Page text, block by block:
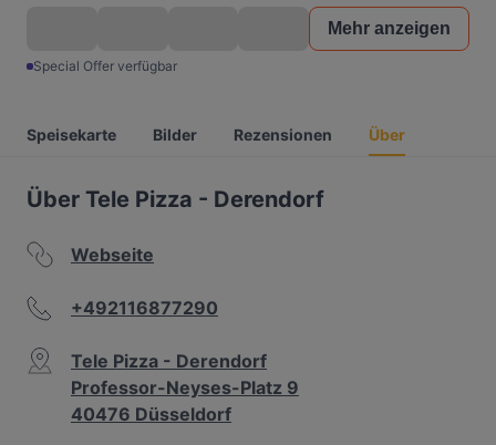
Mehr anzeigen
Special Offer verfügbar
Speisekarte Bilder Rezensionen Über
Über Tele Pizza - Derendorf
Webseite
+492116877290
Tele Pizza - Derendorf
Professor-Neyses-Platz 9
40476 Düsseldorf